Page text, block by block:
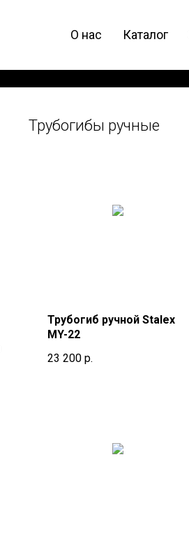
О нас Каталог
Трубогибы ручные
Трубогиб ручной Stalex
MY-22
23 200 р.